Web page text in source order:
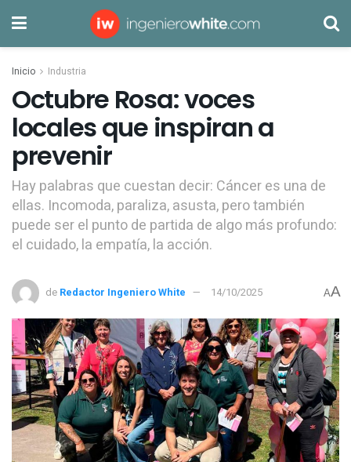
Inicio Industria
Octubre Rosa: voces
locales que inspiran a
prevenir
Hay palabras que cuestan decir: Cáncer es una de
ellas. Incomoda, paraliza, asusta, pero también
puede ser el punto de partida de algo más profundo:
el cuidado, la empatía, la acción.
de Redactor Ingeniero White 14/10/2025 AA